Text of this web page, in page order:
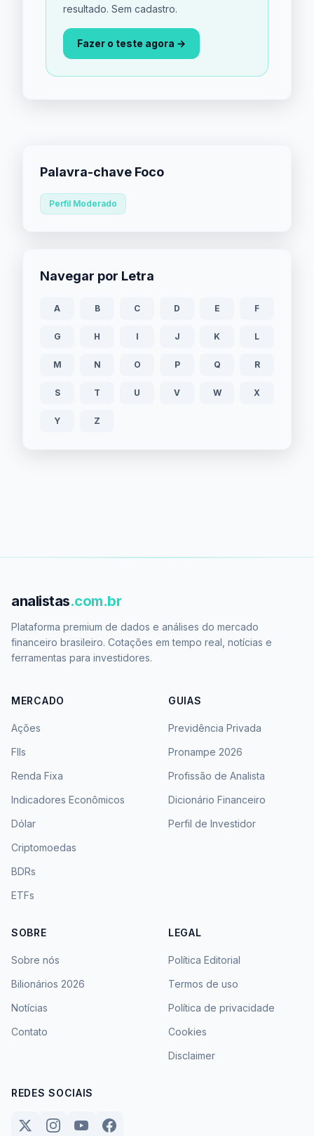
resultado. Sem cadastro.
Fazer o teste agora →
Palavra-chave Foco
Perfil Moderado
Navegar por Letra
A B C D E F
G H I J K L
M N O P Q R
S T U V W X
Y Z
analistas.com.br
Plataforma premium de dados e análises do mercado
financeiro brasileiro. Cotações em tempo real, notícias e
ferramentas para investidores.
MERCADO
Ações
FIIs
Renda Fixa
Indicadores Econômicos
Dólar
Criptomoedas
BDRs
ETFs
GUIAS
Previdência Privada
Pronampe 2026
Profissão de Analista
Dicionário Financeiro
Perfil de Investidor
SOBRE
Sobre nós
Bilionários 2026
Notícias
Contato
LEGAL
Política Editorial
Termos de uso
Política de privacidade
Cookies
Disclaimer
REDES SOCIAIS